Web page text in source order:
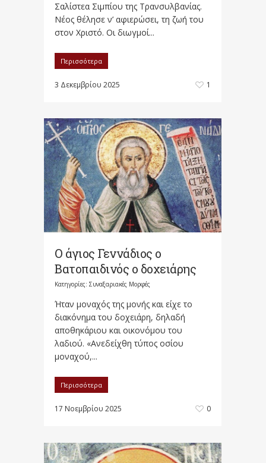
Σαλίστεα Σιμπίου της Τρανσυλβανίας.
Νέος θέλησε ν’ αφιερώσει, τη ζωή του
στον Χριστό. Οι διωγμοί...
Περισσότερα
3 Δεκεμβρίου 2025 1
Ο άγιος Γεννάδιος ο
Βατοπαιδινός ο δοχειάρης
Κατηγορίες: Συναξαριακές Μορφές
Ήταν μοναχός της μονής και είχε το
διακόνημα του δοχειάρη, δηλαδή
αποθηκάριου και οικονόμου του
λαδιού. «Ανεδείχθη τύπος οσίου
μοναχού,...
Περισσότερα
17 Νοεμβρίου 2025 0